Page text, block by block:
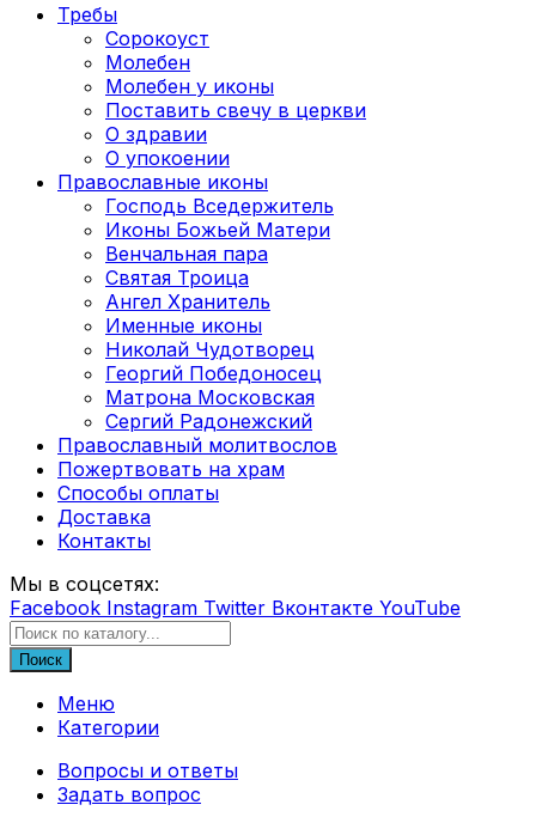
Требы
Сорокоуст
Молебен
Молебен у иконы
Поставить свечу в церкви
О здравии
О упокоении
Православные иконы
Господь Вседержитель
Иконы Божьей Матери
Венчальная пара
Святая Троица
Ангел Хранитель
Именные иконы
Николай Чудотворец
Георгий Победоносец
Матрона Московская
Сергий Радонежский
Православный молитвослов
Пожертвовать на храм
Способы оплаты
Доставка
Контакты
Мы в соцсетях:
Facebook Instagram Twitter Вконтакте YouTube
Поиск
Меню
Категории
Вопросы и ответы
Задать вопрос